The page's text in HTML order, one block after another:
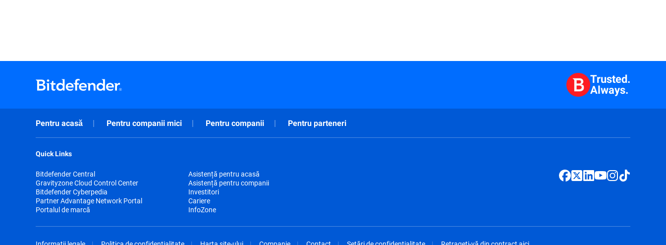
Trusted.
Always.
Pentru acasă Pentru companii mici Pentru companii Pentru parteneri
Quick Links
Bitdefender Central
Gravityzone Cloud Control Center
Bitdefender Cyberpedia
Partner Advantage Network Portal
Portalul de marcă
Asistență pentru acasă
Asistență pentru companii
Investitori
Cariere
InfoZone